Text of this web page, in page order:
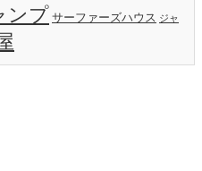
ンプ サーファーズハウス ジャ